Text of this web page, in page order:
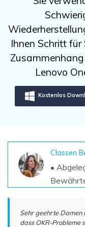
Verlorene/
Weitere
UBackit -
Datenverlust-
search
Ihnen Schritt für
Lenovo
Kostenlos
Classen
•
Sehr geehrte Damen
dass OKR-Probleme